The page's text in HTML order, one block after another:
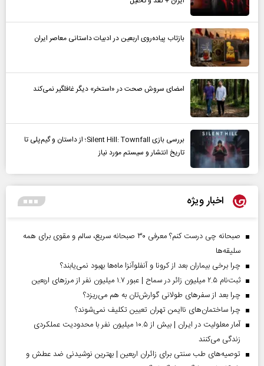
بازتاب پیاده‌روی اربعین در ادبیات داستانی معاصر ایران
امضای سروش صحت در «استخر» دیگر غافلگیر نمی‌کند
بررسی بازی Silent Hill: Townfall؛ از داستان و گیم‌پلی تا
تاریخ انتشار و سیستم مورد نیاز
اخبار ویژه
صبحانه چی درست کنم؟ معرفی ۳۰ صبحانه سریع، سالم و مقوی برای همه
سلیقه‌ها
چرا برخی بیماران بعد از کرونا و آنفلوآنزا ماه‌ها بهبود نمی‌یابند؟
ثبت‌نام ۲.۵ میلیون زائر در سماح | عبور ۱.۷ میلیون نفر از مرز‌های اربعین
چرا بعد از سفرهای طولانی گوارش‌تان به هم می‌ریزد؟
چرا ساختمان‌های ناایمن تهران تعیین تکلیف نمی‌شوند؟
آمار معلولیت در ایران | بیش از ۱۰.۵ میلیون نفر با محدودیت عملکردی
زندگی می‌کنند
توصیه‌های طب سنتی برای زائران اربعین | بهترین نوشیدنی ضد عطش و